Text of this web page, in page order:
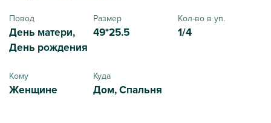
Повод
День матери,
День рождения
Размер
49*25.5
Кол-во в уп.
1/4
Кому
Женщине
Куда
Дом, Спальня